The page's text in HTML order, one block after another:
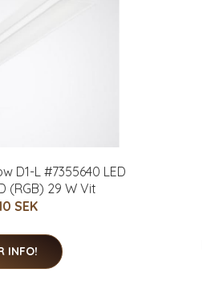
D1-L #7355640 LED
(RGB) 29 W Vit
SEK
INFO!